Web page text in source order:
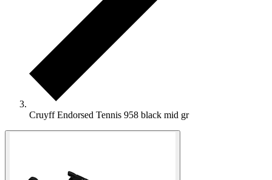
Cruyff Endorsed Tennis 958 black mid gr